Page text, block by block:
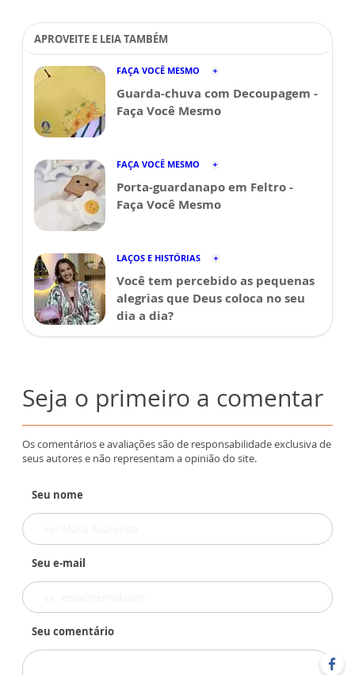
APROVEITE E LEIA TAMBÉM
FAÇA VOCÊ MESMO
Guarda-chuva com Decoupagem -
Faça Você Mesmo
FAÇA VOCÊ MESMO
Porta-guardanapo em Feltro -
Faça Você Mesmo
LAÇOS E HISTÓRIAS
Você tem percebido as pequenas
alegrias que Deus coloca no seu
dia a dia?
Seja o primeiro a comentar
Os comentários e avaliações são de responsabilidade exclusiva de
seus autores e não representam a opinião do site.
Seu nome
Seu e-mail
Seu comentário